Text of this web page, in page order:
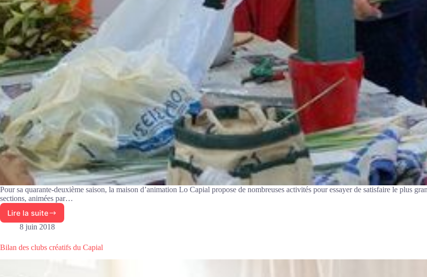
Pour sa quarante-deuxième saison, la maison d’animation Lo Capial propose de nombreuses activités pour essayer de satisfaire le plus
sections, animées par…
Lire la suite
Reprise
des
artistiques
8 juin 2018
Bilan des clubs créatifs du Capial